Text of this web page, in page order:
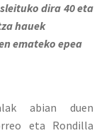
dira 40 eta
hauek
emateko epea
abian duen
eta Rondilla